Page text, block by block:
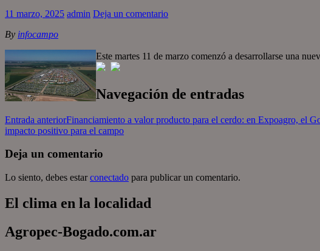
11 marzo, 2025 admin Deja un comentario
By infocampo
Este martes 11 de marzo comenzó a desarrollarse una
Navegación de entradas
Entrada anteriorFinanciamiento a valor producto para el cerdo: en Expoagro, el
impacto positivo para el campo
Deja un comentario
Lo siento, debes estarconectado para publicar un comentario.
El clima en la localidad
Agropec-Bogado.com.ar